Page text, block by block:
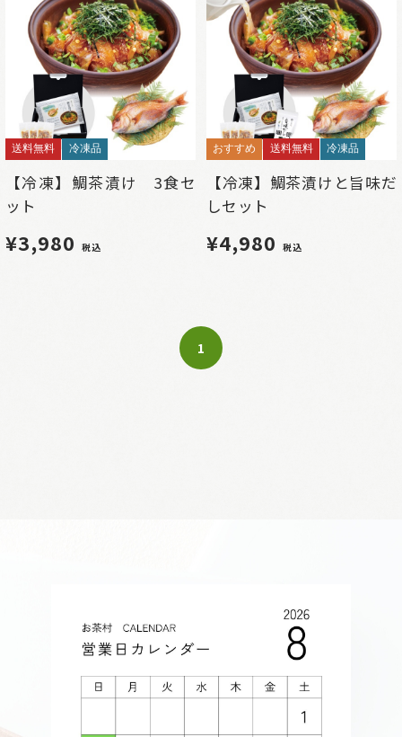
送料無料 冷凍品
【冷凍】鯛茶漬け 3食セ
ット
¥3,980 税込
おすすめ 送料無料 冷凍品
【冷凍】鯛茶漬けと旨味だ
しセット
¥4,980 税込
1